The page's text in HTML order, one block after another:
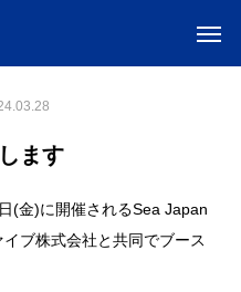
ます
(金)に開催されるSea Japan
ブ株式会社と共同でブース